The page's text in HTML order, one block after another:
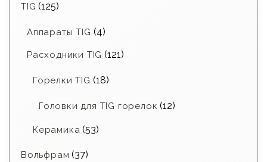
TIG (125)
Аппараты TIG (4)
Расходники TIG (121)
Горелки TIG (18)
Головки для TIG горелок (12)
Керамика (53)
Вольфрам (37)